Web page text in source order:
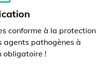
conforme à la protection
agents pathogènes à
obligatoire !